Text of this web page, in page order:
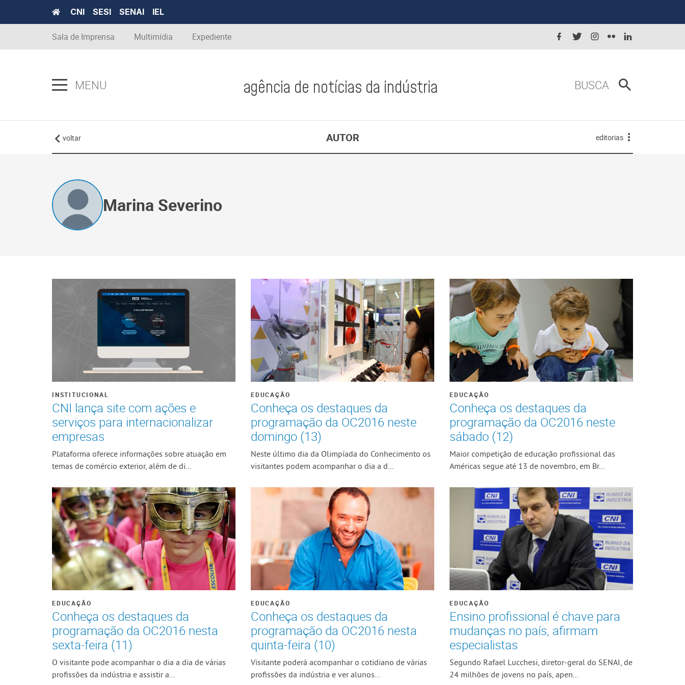
CNI SESI SENAI IEL
Sala de Imprensa Multimídia Expediente
MENU agência de notícias da indústria BUSCA
voltar AUTOR editorias
Marina Severino
INSTITUCIONAL
CNI lança site com ações e
serviços para internacionalizar
empresas
Plataforma oferece informações sobre atuação em
temas de comércio exterior, além de di...
EDUCAÇÃO
Conheça os destaques da
programação da OC2016 neste
domingo (13)
Neste último dia da Olimpíada do Conhecimento os
visitantes podem acompanhar o dia a d...
EDUCAÇÃO
Conheça os destaques da
programação da OC2016 neste
sábado (12)
Maior competição de educação profissional das
Américas segue até 13 de novembro, em Br...
EDUCAÇÃO
Conheça os destaques da
programação da OC2016 nesta
sexta-feira (11)
O visitante pode acompanhar o dia a dia de várias
profissões da indústria e assistir a...
EDUCAÇÃO
Conheça os destaques da
programação da OC2016 nesta
quinta-feira (10)
Visitante poderá acompanhar o cotidiano de várias
profissões da indústria e ver alunos...
EDUCAÇÃO
Ensino profissional é chave para
mudanças no país, afirmam
especialistas
Segundo Rafael Lucchesi, diretor-geral do SENAI, de
24 milhões de jovens no país, apen...